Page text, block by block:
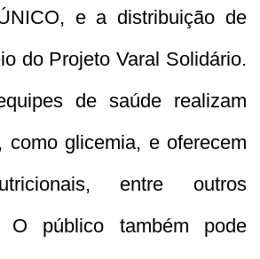
e a distribuição de
do Projeto Varal Solidário.
de saúde realizam
como glicemia, e oferecem
entre outros
O público também pode